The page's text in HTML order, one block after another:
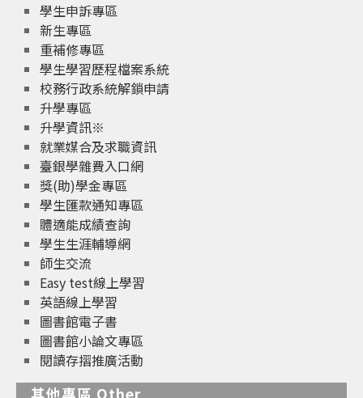
學生申訴專區
新生專區
重補修專區
學生學習歷程檔案系統
校務行政系統解鎖申請
升學專區
升學資訊※
就業媒合及求職資訊
臺銀學雜費入口網
獎(助)學金專區
學生匯款通知專區
體適能成績查詢
學生生涯輔導網
師生交流
Easy test線上學習
英語線上學習
圖書館電子書
圖書館小論文專區
閱讀存摺推廣活動
其他專區 Other